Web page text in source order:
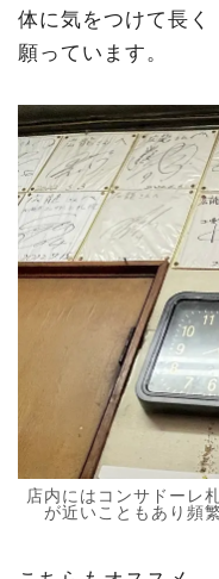
体に気をつけて長く
願っています。
店内にはコンサドーレ
が近いこともあり頻